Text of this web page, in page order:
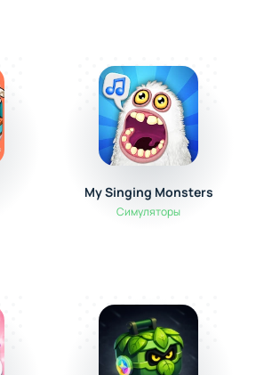
My Singing Monsters
Симуляторы